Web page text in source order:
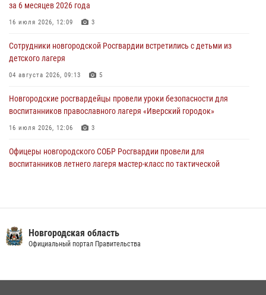
30 июля 2026, 16:00 1
разрешительной работы Росгвардии провели телефонную «горячую
линию»
30 июля 2026, 14:36 1
Новгородские росгвардейцы рассказали о службе детям из летнего
лагеря «Волынь»
30 июля 2026, 08:40 5
за 6 месяцев 2026 года
16 июля 2026, 12:09 3
Сотрудники новгородской Росгвардии встретились с детьми из
детского лагеря
04 августа 2026, 09:13 5
Новгородские росгвардейцы провели уроки безопасности для
воспитанников православного лагеря «Иверский городок»
16 июля 2026, 12:06 3
Офицеры новгородского СОБР Росгвардии провели для
воспитанников летнего лагеря мастер-класс по тактической
подвел итоги служебной деятельности сотрудников
вневедомственной охраны за первое полугодие 2026 года
Новгородские росгвардейцы завоевали третье место в Санкт-
Новгородская область
Официальный портал Правительства